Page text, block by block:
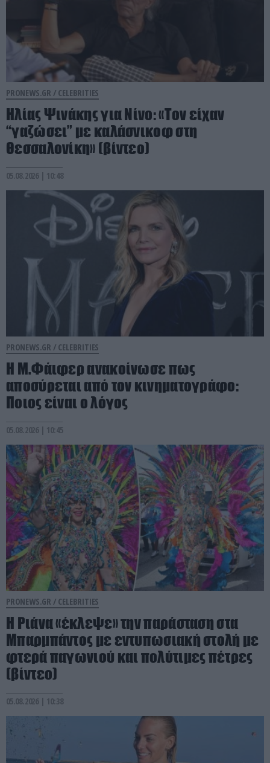
PRONEWS.GR / CELEBRITIES
Ηλίας Ψινάκης για Νίνο: «Τον είχαν
“γαζώσει” με καλάσνικοφ στη
Θεσσαλονίκη» (βίντεο)
05.08.2026 | 10:48
PRONEWS.GR / CELEBRITIES
Η Μ.Φάιφερ ανακοίνωσε πως
αποσύρεται από τον κινηματογράφο:
Ποιος είναι ο λόγος
05.08.2026 | 10:45
PRONEWS.GR / CELEBRITIES
Η Ριάνα «έκλεψε» την παράσταση στα
Μπαρμπάντος με εντυπωσιακή στολή με
φτερά παγωνιού και πολύτιμες πέτρες
(βίντεο)
05.08.2026 | 10:38